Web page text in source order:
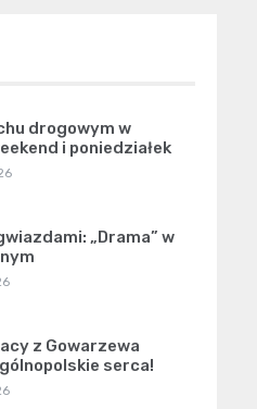
drogowym w
i poniedziałek
„Drama” w
z Gowarzewa
serca!